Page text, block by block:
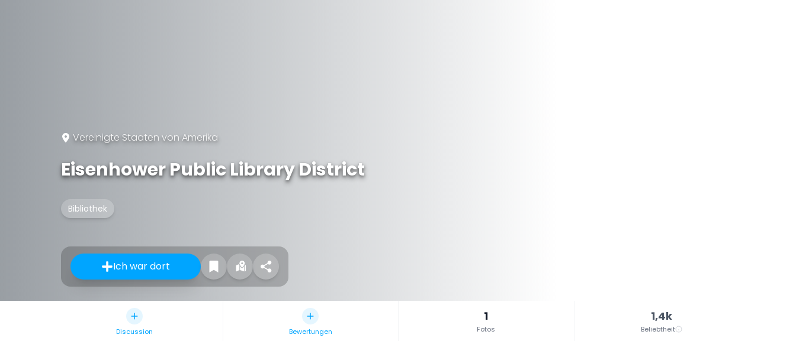
Vereinigte Staaten von Amerika
Eisenhower Public Library District
Bibliothek
Ich war dort
Discussion Bewertungen
1
Fotos
1,4k
Beliebtheit